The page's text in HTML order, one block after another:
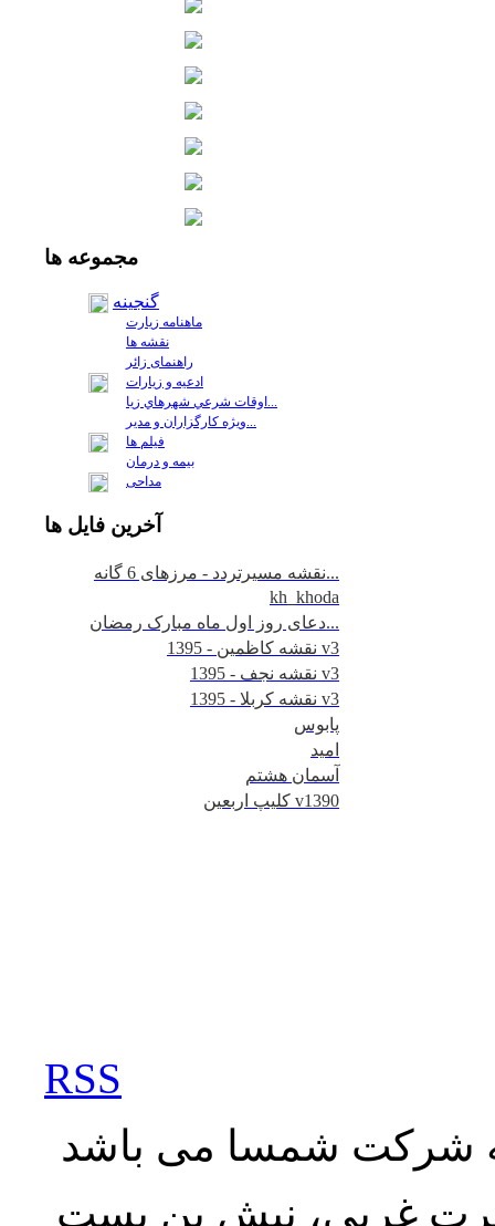
مجموعه ها
گنجینه
ماهنامه زیارت
نقشه ها
راهنمای زائر
ادعیه و زیارات
اوقات شرعي شهرهاي زيا...
ويژه كارگزاران و مدير...
فيلم ها
بیمه و درمان
مداحی
آخرين فايل ها
نقشه مسیرتردد - مرزهای 6 گانه...
kh_khoda
دعای روز اول ماه مبارک رمضان...
نقشه کاظمین - 1395 v3
نقشه نجف - 1395 v3
نقشه کربلا - 1395 v3
پابوس
امید
آسمان هشتم
کلیپ اربعین v1390
RSS
شرکت شمسا می باشد
غربی، نبش بن بست